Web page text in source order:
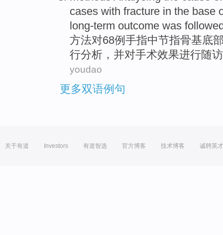
cases with fracture in the base
long-term outcome was
方法对68例 手指中节指骨基底
行分析， 并对手术效果进行随访
youdao
更多双语例句
关于有道 Investors 有道智选 官方博客 技术博客 诚聘英才